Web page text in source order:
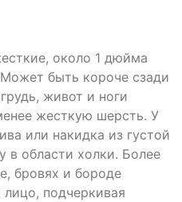
около 1 дюйма
быть короче сзади
живот и ноги
жесткую шерсть. У
или накидка из густой
в области холки. Более
бровях и бороде
подчеркивая